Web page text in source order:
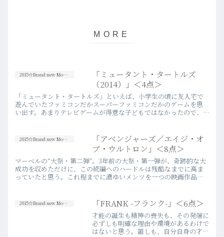
2015☆Brand new Movies
「ミュータント・タートルズ
（2014）」＜4点＞
「ミュータント・タートルズ」といえば、小学生の頃に友人宅で
遊んでいたファミコンだかスーパーファミコンだかのゲームを思
い出す。あまりテレビゲームが得意な子どもではなかったので、
2015☆Brand new Movies
「アベンジャーズ／エイジ・オ
ブ・ウルトロン」＜8点＞
マーベルの“大祭・第二弾”。3年前の大祭・第一弾が、奇跡的な大
成功を収めただけに、この続編へのハードルは残酷なまでに高ま
っていたと思う。これ程までに濃ゆいメンツを一つの映画作品に
2015☆Brand new Movies 「FRANK -フランク-」＜6点＞
才能の誕生も精神の喪失も、その発端に
必ずしも明確な理由や環境があるわけで
はないと思う。誰しも、自分自身の才能